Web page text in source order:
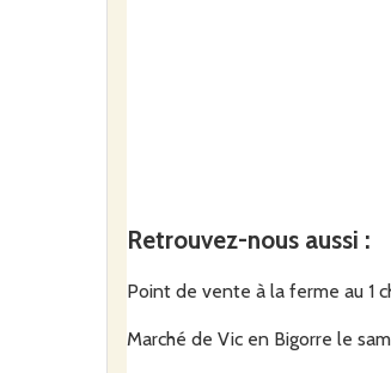
Retrouvez-nous aussi :
Point de vente à la ferme au 1
Marché de Vic en Bigorre le